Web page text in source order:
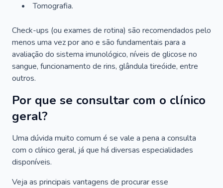
Tomografia.
Check-ups (ou exames de rotina) são recomendados pelo
menos uma vez por ano e são fundamentais para a
avaliação do sistema imunológico, níveis de glicose no
sangue, funcionamento de rins, glândula tireóide, entre
outros.
Por que se consultar com o clínico
geral?
Uma dúvida muito comum é se vale a pena a consulta
com o clínico geral, já que há diversas especialidades
disponíveis.
Veja as principais vantagens de procurar esse